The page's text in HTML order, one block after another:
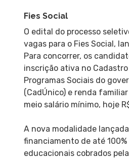
Fies Social
O edital do processo
vagas para o Fies Social,
Para concorrer, os
inscrição ativa no
Programas Sociais do
(CadÚnico) e renda
meio salário mínimo, hoje
A nova modalidade
financiamento de até
educacionais cobrados